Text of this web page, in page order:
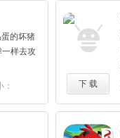
的坏猪
一样去攻
，每个
战斗：
： 下 载